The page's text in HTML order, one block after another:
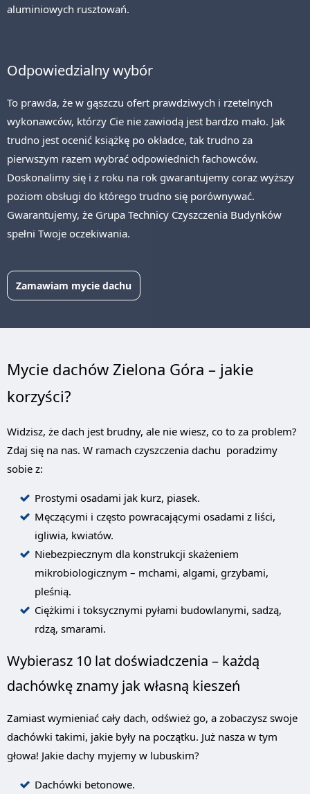
aluminiowych rusztowań.
Odpowiedzialny wybór
To prawda, że w gąszczu ofert prawdziwych i rzetelnych
wykonawców, którzy Cie nie zawiodą jest bardzo mało. Jak
trudno jest ocenić książkę po okładce, tak trudno za
pierwszym razem wybrać odpowiednich fachowców.
Doskonalimy się i z roku na rok gwarantujemy coraz wyższy
poziom obsługi do którego trudno się porównywać.
Gwarantujemy, że Grupa Technicy Czyszczenia Budynków
spełni Twoje oczekiwania.
Zamawiam mycie dachu
Mycie dachów Zielona Góra – jakie
korzyści?
Widzisz, że dach jest brudny, ale nie wiesz, co to za problem?
Zdaj się na nas. W ramach czyszczenia dachu poradzimy
sobie z:
Prostymi osadami jak kurz, piasek.
Męczącymi i często powracającymi osadami z liści,
igliwia, kwiatów.
Niebezpiecznym dla konstrukcji skażeniem
mikrobiologicznym – mchami, algami, grzybami,
pleśnią.
Ciężkimi i toksycznymi pyłami budowlanymi, sadzą,
rdzą, smarami.
Wybierasz 10 lat doświadczenia – każdą
dachówkę znamy jak własną kieszeń
Zamiast wymieniać cały dach, odśwież go, a zobaczysz swoje
dachówki takimi, jakie były na początku. Już nasza w tym
głowa! Jakie dachy myjemy w lubuskim?
Dachówki betonowe.